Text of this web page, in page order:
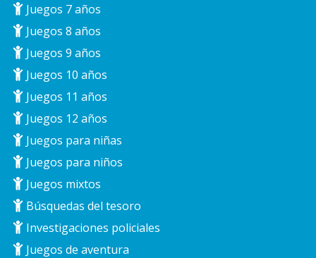
Juegos 7 años
Juegos 8 años
Juegos 9 años
Juegos 10 años
Juegos 11 años
Juegos 12 años
Juegos para niñas
Juegos para niños
Juegos mixtos
Búsquedas del tesoro
Investigaciones policiales
Juegos de aventura